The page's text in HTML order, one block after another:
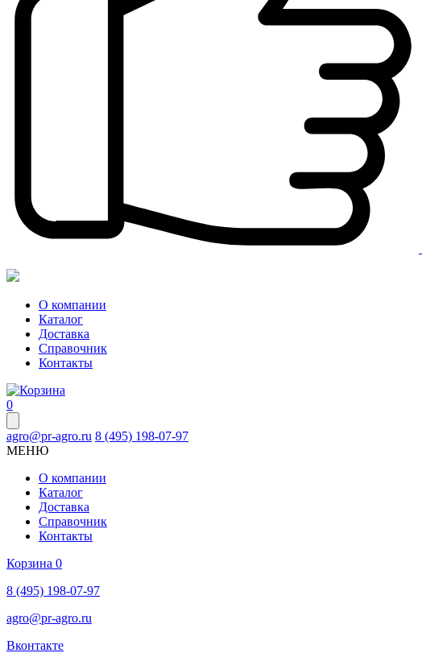
О компании
Каталог
Доставка
Справочник
Контакты
0
agro@pr-agro.ru 8 (495) 198-07-97
МЕНЮ
О компании
Каталог
Доставка
Справочник
Контакты
Корзина 0
8 (495) 198-07-97
agro@pr-agro.ru
Вконтакте